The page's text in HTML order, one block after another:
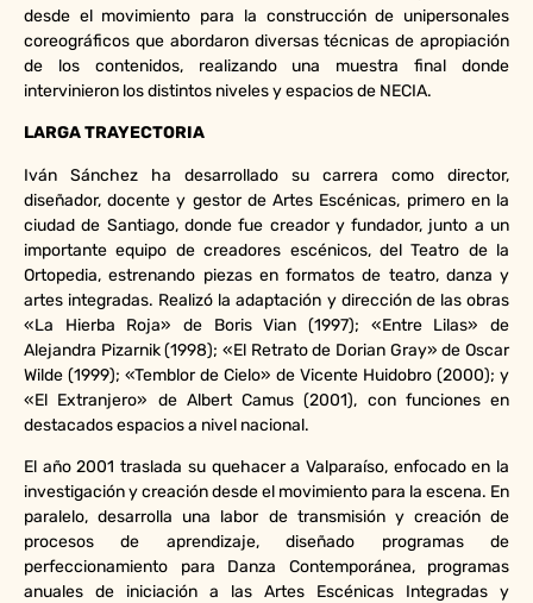
desde el movimiento para la construcción de unipersonales
coreográficos que abordaron diversas técnicas de apropiación
de los contenidos, realizando una muestra final donde
intervinieron los distintos niveles y espacios de NECIA.
LARGA TRAYECTORIA
Iván Sánchez ha desarrollado su carrera como director,
diseñador, docente y gestor de Artes Escénicas, primero en la
ciudad de Santiago, donde fue creador y fundador, junto a un
importante equipo de creadores escénicos, del Teatro de la
Ortopedia, estrenando piezas en formatos de teatro, danza y
artes integradas. Realizó la adaptación y dirección de las obras
«La Hierba Roja» de Boris Vian (1997); «Entre Lilas» de
Alejandra Pizarnik (1998); «El Retrato de Dorian Gray» de Oscar
Wilde (1999); «Temblor de Cielo» de Vicente Huidobro (2000); y
«El Extranjero» de Albert Camus (2001), con funciones en
destacados espacios a nivel nacional.
El año 2001 traslada su quehacer a Valparaíso, enfocado en la
investigación y creación desde el movimiento para la escena. En
paralelo, desarrolla una labor de transmisión y creación de
procesos de aprendizaje, diseñado programas de
perfeccionamiento para Danza Contemporánea, programas
anuales de iniciación a las Artes Escénicas Integradas y